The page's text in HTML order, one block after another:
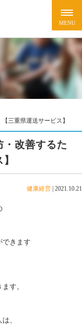
三重県運送サービス】
改善するた
健康経営 2021.10.21
できます
す。
、